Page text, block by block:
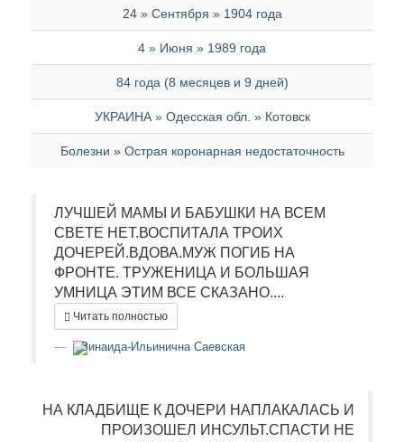
24 » Сентября » 1904 года
4 » Июня » 1989 года
84 года (8 месяцев и 9 дней)
УКРАИНА » Одесская обл. » Котовск
Болезни » Острая коронарная недостаточность
ЛУЧШЕЙ МАМЫ И БАБУШКИ НА ВСЕМ
СВЕТЕ НЕТ.ВОСПИТАЛА ТРОИХ
ДОЧЕРЕЙ.ВДОВА.МУЖ ПОГИБ НА
ФРОНТЕ. ТРУЖЕНИЦА И БОЛЬШАЯ
УМНИЦА ЭТИМ ВСЕ СКАЗАНО....
Читать полностью
Зинаида-Ильинична Саевская
НА КЛАДБИЩЕ К ДОЧЕРИ НАПЛАКАЛАСЬ И
ПРОИЗОШЕЛ ИНСУЛЬТ.СПАСТИ НЕ